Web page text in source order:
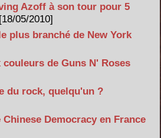
Azoff à son tour pour 5
[18/05/2010]
plus branché de New York
de Guns N' Roses
du rock, quelqu'un ?
Democracy en France